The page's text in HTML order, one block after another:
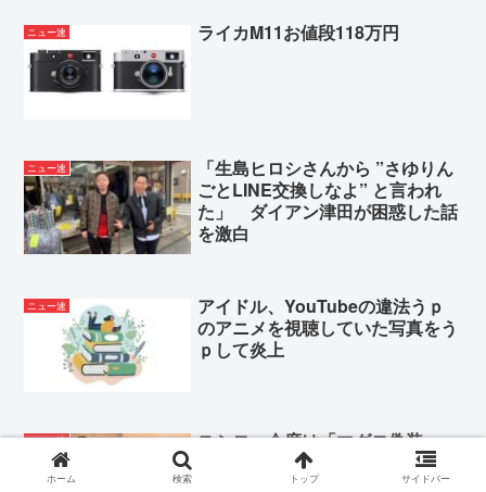
ヒカキン、熊本地震の被災地に2000万円寄付www偽
善者仕草が止まらないwww
AV「元芸能人がデビューします！」
Powered by livedoor 相互RSS
ニュー速 ライカM11お値段118万円
ニュー速
「生島ヒロシさんから ”さゆりん
ごとLINE交換しなよ” と言われ
た」 ダイアン津田が困惑した話
を激白
ニュー速
アイドル、YouTubeの違法うｐ
のアニメを視聴していた写真をう
ｐして炎上
ニュー速
スシロー今度は「マグロ偽装」
DNA調査の結果。あいつがテレ
ビで擁護なんてするから…
ホーム 検索 トップ サイドバー